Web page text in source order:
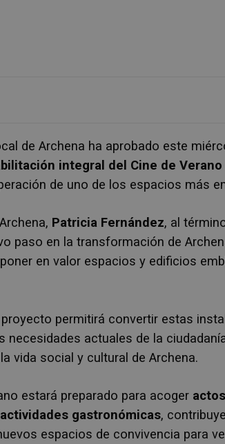
de Archena ha aprobado este
integral del Cine de Verano
de uno de los espacios más
Patricia Fernández, al
paso en la transformación de
en valor espacios y edificios
permitirá convertir estas
necesidades actuales de la
vida social y cultural de Archena.
estará preparado para acoger
gastronómicas,
espacios de convivencia para